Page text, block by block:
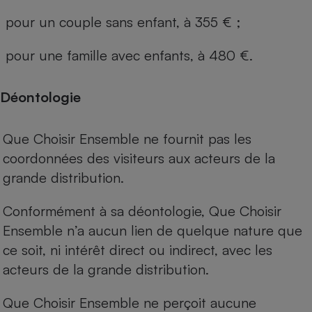
pour un couple sans enfant, à 355 € ;
pour une famille avec enfants, à 480 €.
Déontologie
Que Choisir Ensemble ne fournit pas les
coordonnées des visiteurs aux acteurs de la
grande distribution.
Conformément à sa déontologie, Que Choisir
Ensemble n’a aucun lien de quelque nature que
ce soit, ni intérêt direct ou indirect, avec les
acteurs de la grande distribution.
Que Choisir Ensemble ne perçoit aucune